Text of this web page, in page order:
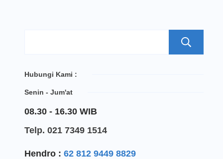
Hubungi Kami :
Senin - Jum'at
08.30 - 16.30 WIB
Telp. 021 7349 1514
Hendro : 62 812 9449 8829